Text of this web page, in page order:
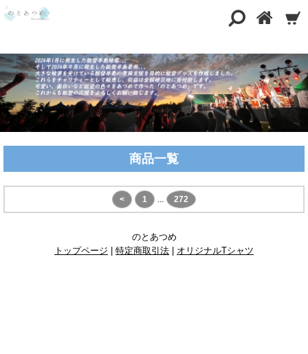
商品一覧
< 1 ... 272
のとあつめ
トップページ
特定商取引法 オリジナルTシャツ